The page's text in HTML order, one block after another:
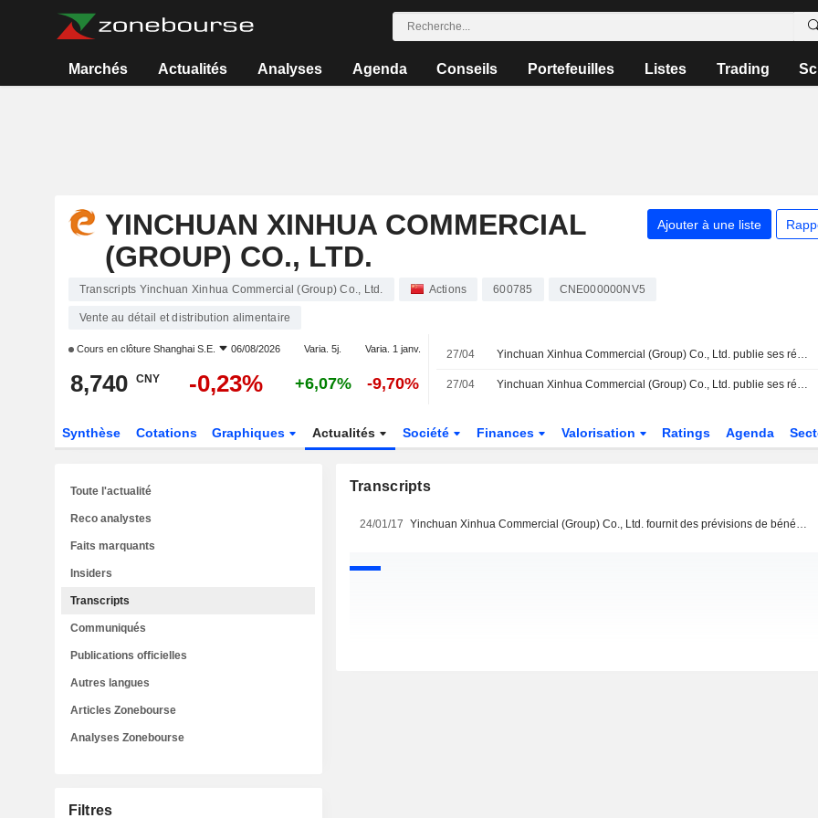
Marchés Actualités Analyses Agenda Conseils Portefeuilles Listes Trading
YINCHUAN XINHUA COMMERCIAL
(GROUP) CO., LTD.
Ajouter à une liste
Transcripts Yinchuan Xinhua Commercial (Group) Co., Ltd. Actions 600785 CNE000000NV5
Vente au détail et distribution alimentaire
Cours en clôture Shanghai S.E. 06/08/2026 Varia. 5j. Varia. 1 janv.
8,740 CNY -0,23% +6,07% -9,70%
27/04 Yinchuan Xinhua Commercial (Group) Co., Ltd. publie ses résultats pour l'exercice clos le 31 décembre 2025
27/04 Yinchuan Xinhua Commercial (Group) Co., Ltd. publie ses résultats pour le premier trimestre clos le 31 mars 2026
Synthèse Cotations Graphiques Actualités Société Finances Valorisation Ratings Agenda
Transcripts
24/01/17 Yinchuan Xinhua Commercial (Group) Co., Ltd. fournit des prévisions de bénéfices pour l'année 2016.
Toute l'actualité
Reco analystes
Faits marquants
Insiders
Transcripts
Communiqués
Publications officielles
Autres langues
Articles Zonebourse
Analyses Zonebourse
Filtres